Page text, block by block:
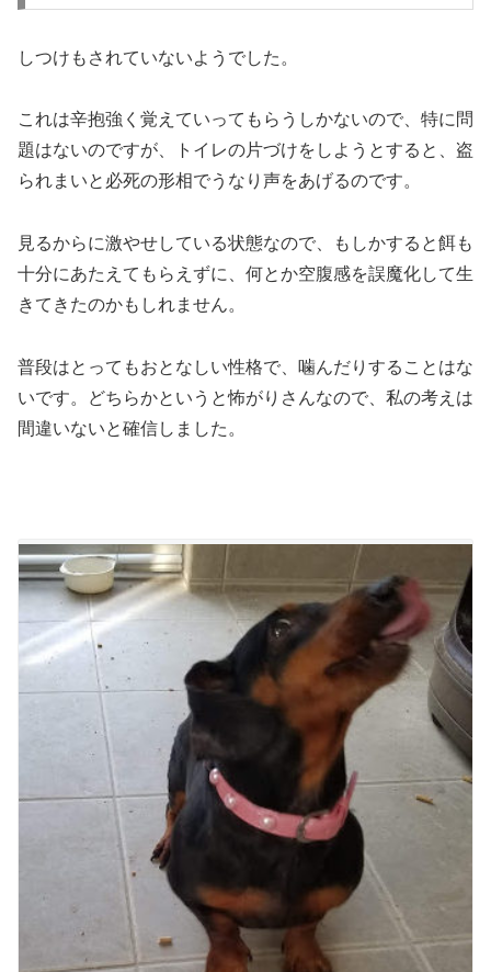
しつけもされていないようでした。
これは辛抱強く覚えていってもらうしかないので、特に問
題はないのですが、トイレの片づけをしようとすると、盗
られまいと必死の形相でうなり声をあげるのです。
見るからに激やせしている状態なので、もしかすると餌も
十分にあたえてもらえずに、何とか空腹感を誤魔化して生
きてきたのかもしれません。
普段はとってもおとなしい性格で、噛んだりすることはな
いです。どちらかというと怖がりさんなので、私の考えは
間違いないと確信しました。